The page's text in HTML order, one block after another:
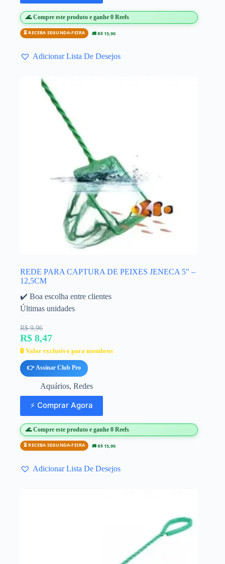
🌊 Compre este produto e ganhe 0 Reefs
⏳ RECEBA SEGUNDA-FEIRA 🚚 R$ 15,90
Adicionar Lista De Desejos
REDE PARA CAPTURA DE PEIXES JENECA 5″ –
12,5CM
✔️ Boa escolha entre clientes
Últimas unidades
R$ 9,96
R$ 8,47
🔒 Valor exclusivo para membros
👉 Assinar Club Pro
Aquários, Redes
⚡ Comprar Agora
🌊 Compre este produto e ganhe 0 Reefs
⏳ RECEBA SEGUNDA-FEIRA 🚚 R$ 15,90
Adicionar Lista De Desejos